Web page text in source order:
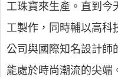
工珠寶來生產。直到今
工製作，同時輔以高科
公司與國際知名設計師
能處於時尚潮流的尖端